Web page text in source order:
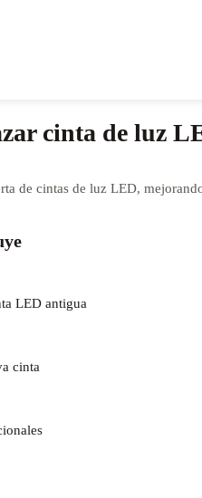
cinta de luz
de cintas de luz LED,
LED antigua
cinta